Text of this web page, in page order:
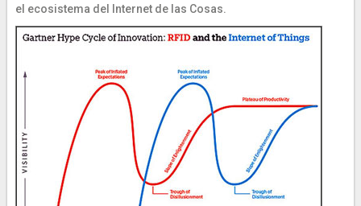
el ecosistema del Internet de las Cosas.